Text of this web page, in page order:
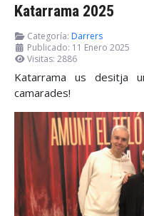
Katarrama 2025
Categoría: Darrers
Publicado: 11 Enero 2025
Visitas: 2886
Katarrama us desitja
camarades!